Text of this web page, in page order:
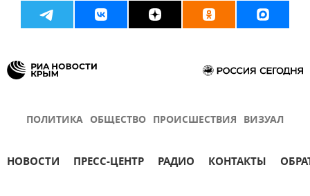
ПОЛИТИКА ОБЩЕСТВО ПРОИСШЕСТВИЯ ВИЗУАЛ
НОВОСТИ ПРЕСС-ЦЕНТР РАДИО КОНТАКТЫ